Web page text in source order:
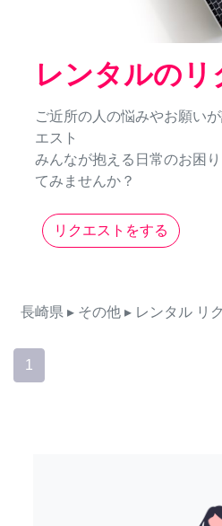
レンタルのリ
ご近所の人の悩みやお願い
エスト
みんなが抱える日常のお困
てみませんか？
リクエストをする
長崎県 ▸ その他 ▸ レンタル リ
1